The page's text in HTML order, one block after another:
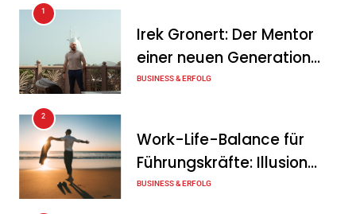
Mitarbeitergespräch pro
Jahr nichts verändert – und
was stattdessen
Verbindlichkeit schafft
Tanja Schiller 7. August 2026
Wenn jede Minute zählt: Wie
Onboard-Kurier-Spezialist
1
Irek Gronert: Der Mentor
einer neuen Generation
von Unternehmern
BUSINESS & ERFOLG
2
Work-Life-Balance für
Führungskräfte: Illusion
oder echte Chance?
BUSINESS & ERFOLG